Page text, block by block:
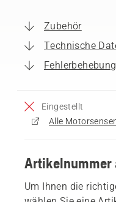
Zubehör
Technische
Eingestellt
Alle
Artikelnummer
Um Ihnen die